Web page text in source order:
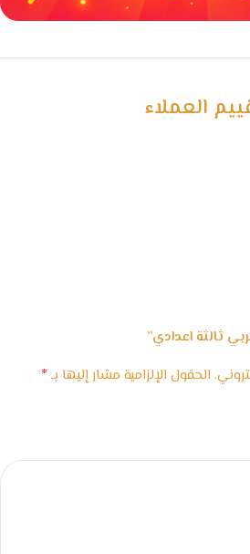
العملاء
ثالثة اعدادي”
الحقول الإلزامية مشار إليها بـ*